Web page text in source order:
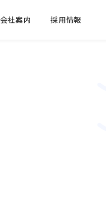
会社案内 採用情報